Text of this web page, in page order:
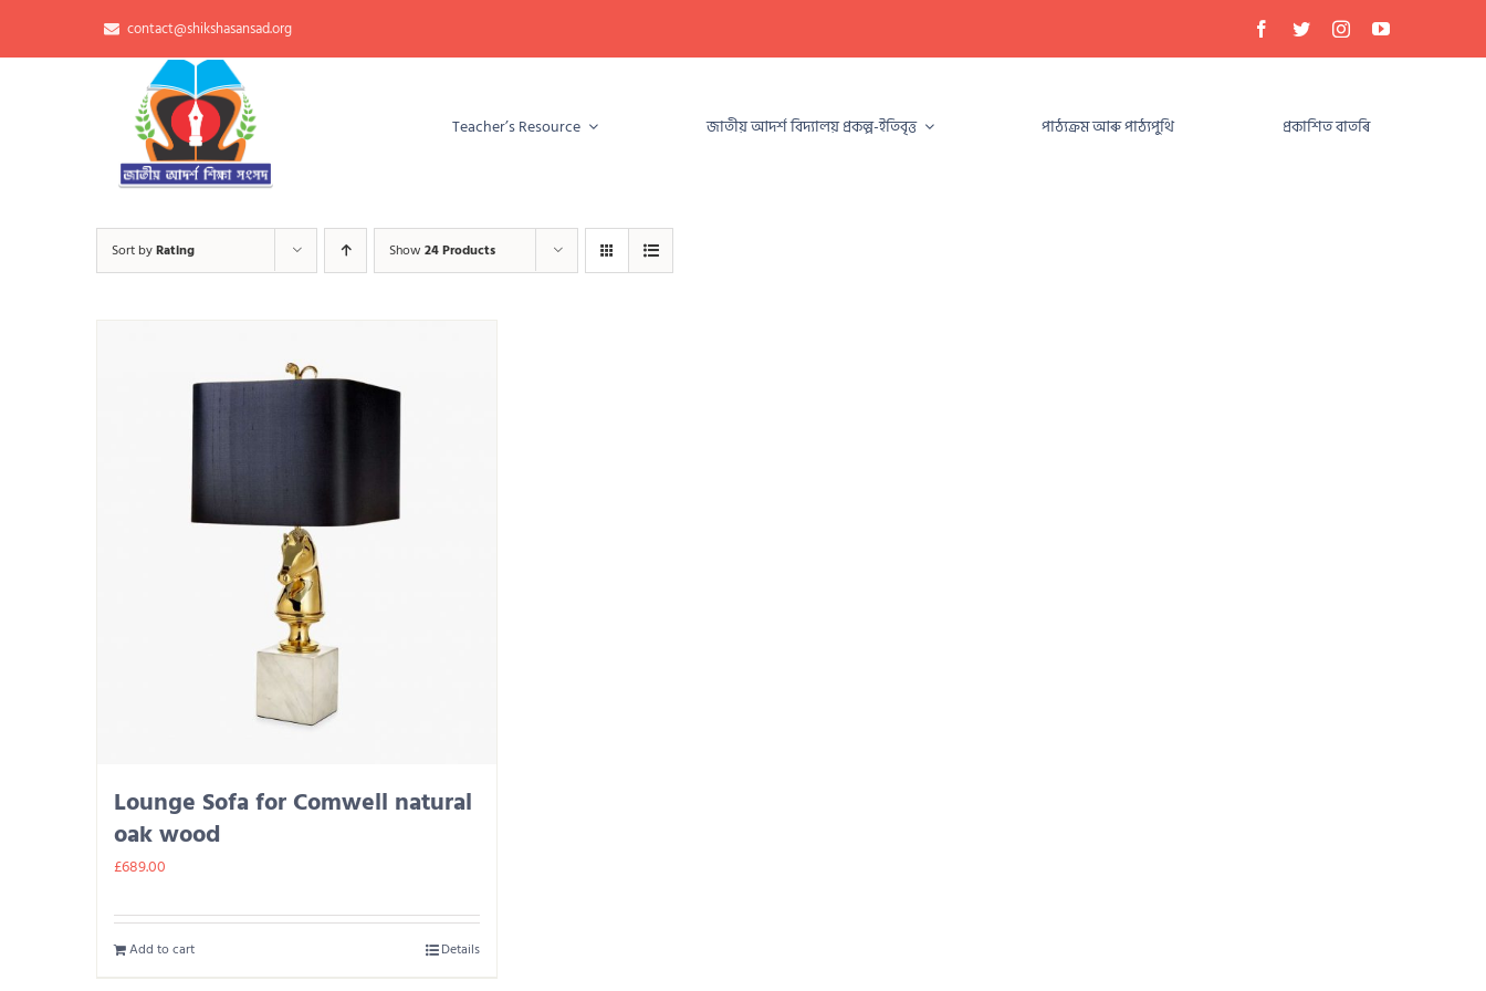
contact@shikshasansad.org
Teacher’s Resource জাতীয় আদৰ্শ বিদ্যালয় প্ৰকল্প-ইতিবৃত্ত পাঠ্যক্ৰম আৰু পাঠ্যপুথি প্ৰকাশিত বাতৰি
Sort byRating Show 24 Products
Lounge Sofa for Comwell natural
oak wood
£689.00
Add to cart Details